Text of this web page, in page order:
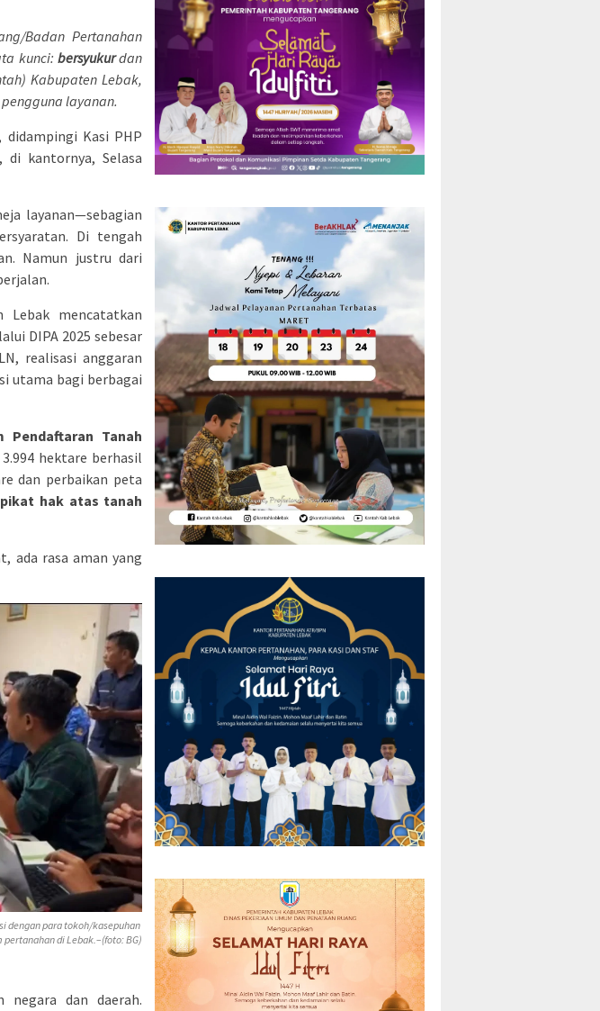
Badan Pertanahan
kunci: bersyukurdan
Kabupaten Lebak,
layanan.
didampingi Kasi PHP
di kantornya, Selasa
layanan—sebagian
Di tengah
Namun justru dari
Lebak mencatatkan
DIPA 2025 sebesar
realisasi anggaran
utama bagi berbagai
Pendaftaran Tanah
hektare berhasil
dan perbaikan peta
hak atas tanah
ada rasa aman yang
dengan para tokoh/kasepuhan
di Lebak.–(foto: BG)
negara dan daerah.